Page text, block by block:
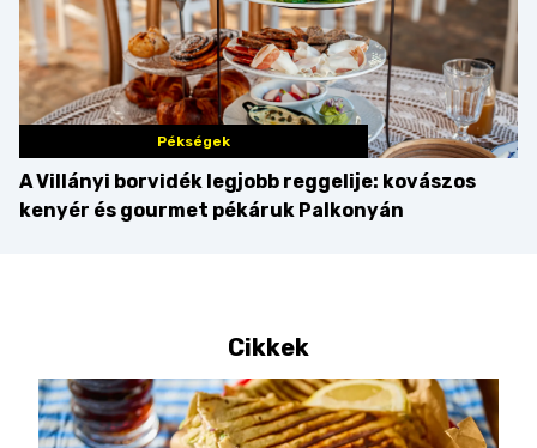
Pékségek
A Villányi borvidék legjobb reggelije: kovászos
kenyér és gourmet pékáruk Palkonyán
Cikkek